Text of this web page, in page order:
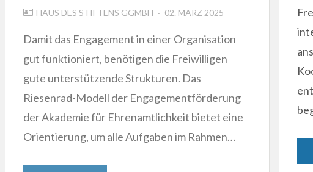
HAUS DES STIFTENS GGMBH
POSTED
02. MÄRZ 2025
Damit das Engagement in einer Organisation
gut funktioniert, benötigen die Freiwilligen
gute unterstützende Strukturen. Das
Riesenrad-Modell der Engagementförderung
der Akademie für Ehrenamtlichkeit bietet eine
Orientierung, um alle Aufgaben im Rahmen…